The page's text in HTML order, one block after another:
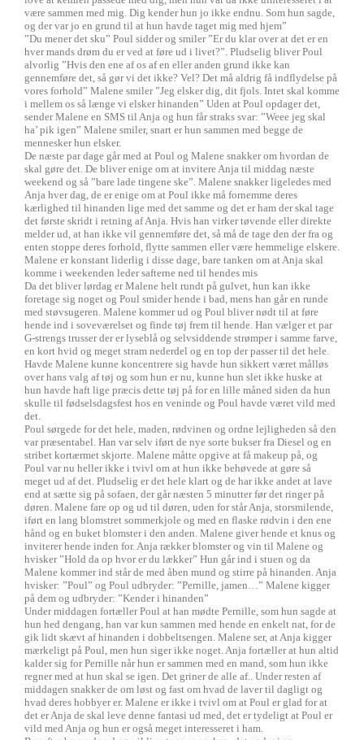
være sammen med mig. Dig kender hun jo ikke endnu. Som hun sagde,
og der var jo en grund til at hun havde taget mig med hjem”
”Du mener det sku” Poul sidder og smiler ”Er du klar over at det er en
hver mands drøm du er ved at føre ud i livet?”. Pludselig bliver Poul
alvorlig ”Hvis den ene af os af en eller anden grund ikke kan
gennemføre det, så gør vi det ikke? Vel? Det må aldrig få indflydelse på
vores forhold” Malene smiler ”Jeg elsker dig, dit fjols. Intet skal komme
i mellem os så længe vi elsker hinanden” Uden at Poul opdager det,
sender Malene en SMS til Anja og hun får straks svar: ”Weee jeg skal
ha’ pik igen” Malene smiler, snart er hun sammen med begge de
mennesker hun elsker.
De næste par dage går med at Poul og Malene snakker om hvordan de
skal gøre det. De bliver enige om at invitere Anja til middag næste
weekend og så ”bare lade tingene ske”. Malene snakker ligeledes med
Anja hver dag, de er enige om at Poul ikke må fornemme deres
kærlighed til hinanden lige med det samme og det er ham der skal tage
det første skridt i retning af Anja. Hvis han virker tøvende eller direkte
melder ud, at han ikke vil gennemføre det, så må de tage den der fra og
enten stoppe deres forhold, flytte sammen eller være hemmelige elskere.
Malene er konstant liderlig i disse dage, bare tanken om at Anja skal
komme i weekenden leder safterne ned til hendes mis
Da det bliver lørdag er Malene helt rundt på gulvet, hun kan ikke
foretage sig noget og Poul smider hende i bad, mens han går en runde
med støvsugeren. Malene kommer ud og Poul bliver nødt til at føre
hende ind i soveværelset og finde tøj frem til hende. Han vælger et par
G-strengs trusser der er lyseblå og selvsiddende strømper i samme farve,
en kort hvid og meget stram nederdel og en top der passer til det hele.
Havde Malene kunne koncentrere sig havde hun sikkert været målløs
over hans valg af tøj og som hun er nu, kunne hun slet ikke huske at
hun havde haft lige præcis dette tøj på for en lille måned siden da hun
skulle til fødselsdagsfest hos en veninde og Poul havde været vild med
det.
Poul sørgede for det hele, maden, rødvinen og ordne lejligheden så den
var præsentabel. Han var selv iført de nye sorte bukser fra Diesel og en
stribet kortærmet skjorte. Malene måtte opgive at få makeup på, og
Poul var nu heller ikke i tvivl om at hun ikke behøvede at gøre så
meget ud af det. Pludselig er det hele klart og de har ikke andet at lave
end at sætte sig på sofaen, der går næsten 5 minutter før det ringer på
døren. Malene fare op og ud til døren, uden for står Anja, storsmilende,
iført en lang blomstret sommerkjole og med en flaske rødvin i den ene
hånd og en buket blomster i den anden. Malene giver hende et knus og
inviterer hende inden for. Anja rækker blomster og vin til Malene og
hvisker ”Hold da op hvor er du lækker” Hun går ind i stuen og da
Malene kommer ind står de med åben mund og stirre på hinanden. Anja
hvisker: ”Poul” og Poul udbryder: ”Pernille, jamen…” Malene kigger
på dem og udbryder: ”Kender i hinanden”
Under middagen fortæller Poul at han mødte Pernille, som hun sagde at
hun hed dengang, han var kun sammen med hende en enkelt nat, for de
gik lidt skævt af hinanden i dobbeltsengen. Malene ser, at Anja kigger
mærkeligt på Poul, men hun siger ikke noget. Anja fortæller at hun altid
kalder sig for Pernille når hun er sammen med en mand, som hun ikke
regner med at hun skal se igen. Det griner de alle af.. Under resten af
middagen snakker de om løst og fast om hvad de laver til dagligt og
hvad deres hobbyer er. Malene er ikke i tvivl om at Poul er glad for at
det er Anja de skal leve denne fantasi ud med, det er tydeligt at Poul er
vild med Anja og hun er også meget interesseret i ham.